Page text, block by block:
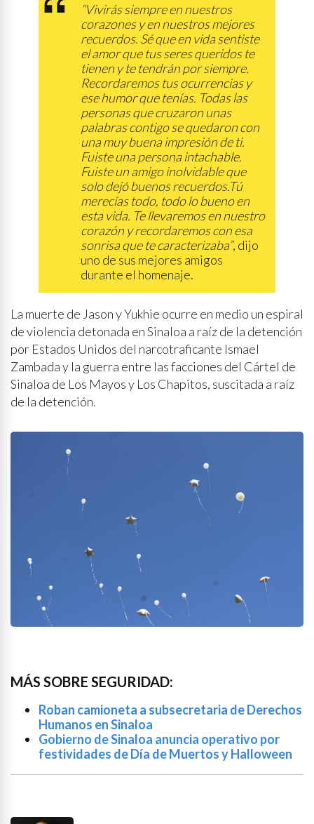
“Vivirás siempre en nuestros
corazones y en nuestros mejores
recuerdos. Sé que en vida sentiste
el amor que tus seres queridos te
tienen y te tendrán por siempre.
Recordaremos tus ocurrencias y
ese humor que tenías. Todas las
personas que cruzaron unas
palabras contigo se quedaron con
una muy buena impresión de ti.
Fuiste una persona intachable.
Fuiste un amigo inolvidable que
solo dejó buenos recuerdos.Tú
merecías todo, todo lo bueno en
esta vida. Te llevaremos en nuestro
corazón y recordaremos con esa
sonrisa que te caracterizaba”, dijo
uno de sus mejores amigos
durante el homenaje.
La muerte de Jason y Yukhie ocurre en medio un espiral
de violencia detonada en Sinaloa a raíz de la detención
por Estados Unidos del narcotraficante Ismael
Zambada y la guerra entre las facciones del Cártel de
Sinaloa de Los Mayos y Los Chapitos, suscitada a raíz
de la detención.
MÁS SOBRE SEGURIDAD:
Roban camioneta a subsecretaria de Derechos
Humanos en Sinaloa
Gobierno de Sinaloa anuncia operativo por
festividades de Día de Muertos y Halloween